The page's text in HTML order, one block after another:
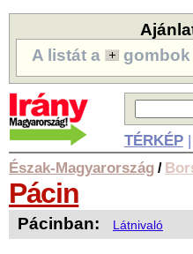
A listát a
TÉRKÉP|
Észak-Magyarország /
Pácin
Pácinban: Látnivaló